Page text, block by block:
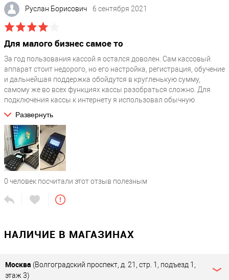
Руслан Борисович 6 сентября 2021
Для малого бизнес самое то
За год пользования кассой я остался доволен. Сам кассовый
аппарат стоит недорого, но его настройка, регистрация, обучение
и дальнейшая поддержка обойдутся в кругленькую сумму,
самому же во всех функциях кассы разобраться сложно. Для
подключения кассы к интернету я использовал обычную
Есть несколько USB портов, но я пользовался ими один раз при
настройке, когда подключали клавиатуру к кассе. Нет
автоматического отрезания чека, приходится отрывать
самостоятельно. Иногда возникает проблема, что пробитые чеки
не уходят в ОФД, решается это перезагрузкой.
Развернуть
0 человек посчитали этот отзыв полезным
НАЛИЧИЕ В МАГАЗИНАХ
Москва (Волгоградский проспект, д. 21, стр. 1, подъезд 1,
этаж 3)